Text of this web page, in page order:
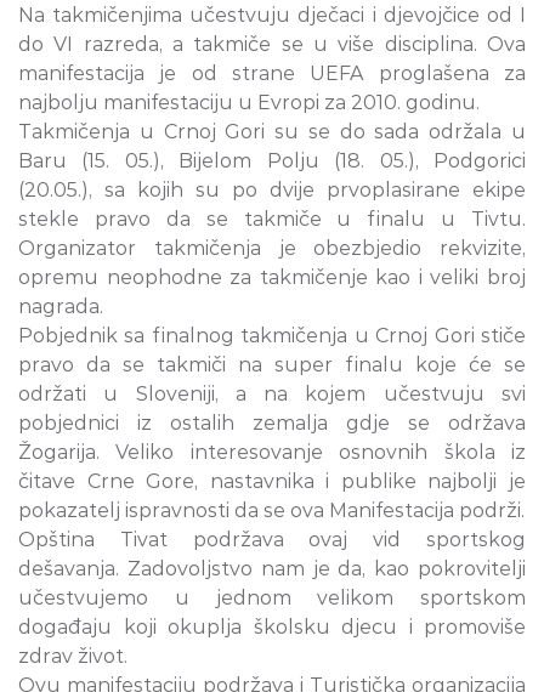
Na takmičenjima učestvuju dječaci i djevojčice od I
do VI razreda, a takmiče se u više disciplina. Ova
manifestacija je od strane UEFA proglašena za
najbolju manifestaciju u Evropi za 2010. godinu.
Takmičenja u Crnoj Gori su se do sada održala u
Baru (15. 05.), Bijelom Polju (18. 05.), Podgorici
(20.05.), sa kojih su po dvije prvoplasirane ekipe
stekle pravo da se takmiče u finalu u Tivtu.
Organizator takmičenja je obezbjedio rekvizite,
opremu neophodne za takmičenje kao i veliki broj
nagrada.
Pobjednik sa finalnog takmičenja u Crnoj Gori stiče
pravo da se takmiči na super finalu koje će se
održati u Sloveniji, a na kojem učestvuju svi
pobjednici iz ostalih zemalja gdje se održava
Žogarija. Veliko interesovanje osnovnih škola iz
čitave Crne Gore, nastavnika i publike najbolji je
pokazatelj ispravnosti da se ova Manifestacija podrži.
Opštinа Tivat podržava ovaj vid sportskog
dešаvаnjа. Zаdovoljstvo nаm je dа, kаo pokrovitelji
učestvujemo u jednom velikom sportskom
dogаđаju koji okupljа školsku djecu i promoviše
zdrаv život.
Ovu manifestaciju podržava i Turistička organizacija